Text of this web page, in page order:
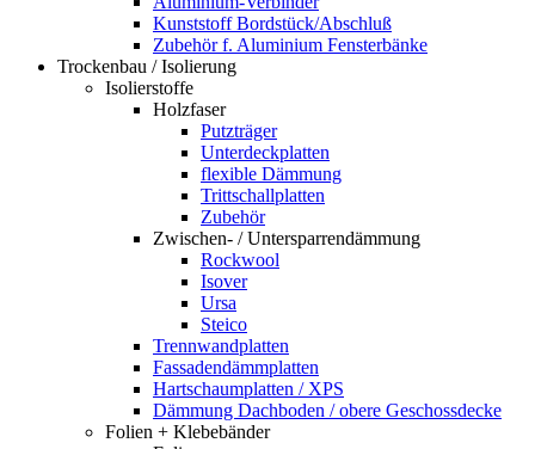
Kunststoff Bordstück/Abschluß
Zubehör f. Aluminium Fensterbänke
Trockenbau / Isolierung
Isolierstoffe
Holzfaser
Putzträger
Unterdeckplatten
flexible Dämmung
Trittschallplatten
Zubehör
Zwischen- / Untersparrendämmung
Rockwool
Isover
Ursa
Steico
Trennwandplatten
Fassadendämmplatten
Hartschaumplatten / XPS
Dämmung Dachboden / obere Geschossdecke
Folien + Klebebänder